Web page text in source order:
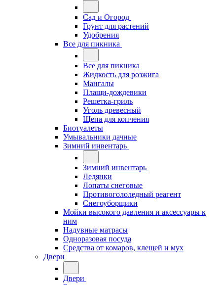
Сад и Огород
Грунт для растений
Удобрения
Все для пикника
Все для пикника
Жидкость для розжига
Мангалы
Плащи-дождевики
Решетка-гриль
Уголь древесный
Щепа для копчения
Биотуалеты
Умывальники дачные
Зимний инвентарь
Зимний инвентарь
Ледянки
Лопаты снеговые
Противогололедный реагент
Снегоуборщики
Мойки высокого давления и аксессуары к
ним
Надувные матрасы
Одноразовая посуда
Средства от комаров, клещей и мух
Двери
Двери